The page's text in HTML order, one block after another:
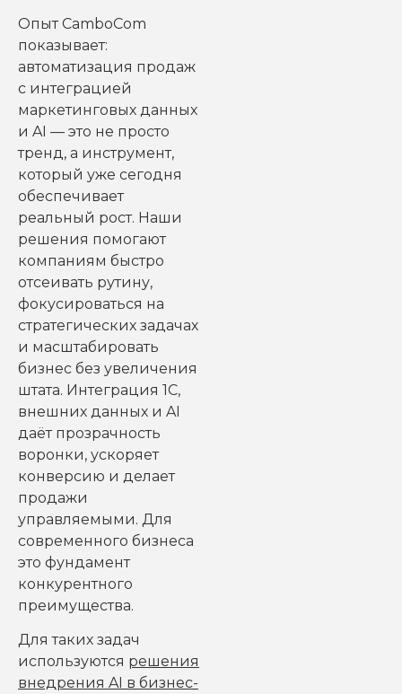
Опыт CamboCom
показывает:
автоматизация продаж
с интеграцией
маркетинговых данных
и AI — это не просто
тренд, а инструмент,
который уже сегодня
обеспечивает
реальный рост. Наши
решения помогают
компаниям быстро
отсеивать рутину,
фокусироваться на
стратегических задачах
и масштабировать
бизнес без увеличения
штата. Интеграция 1С,
внешних данных и AI
даёт прозрачность
воронки, ускоряет
конверсию и делает
продажи
управляемыми. Для
современного бизнеса
это фундамент
конкурентного
преимущества.
Для таких задач
используются решения
внедрения AI в бизнес-